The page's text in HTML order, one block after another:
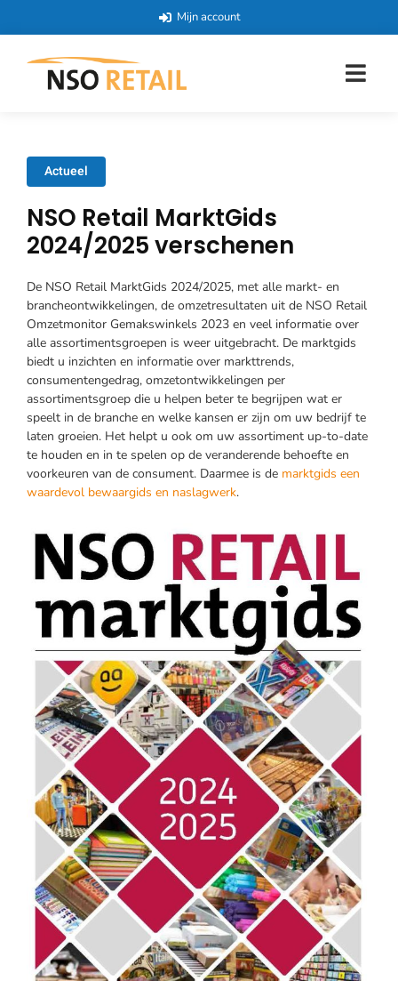
Mijn account
Actueel
NSO Retail MarktGids
2024/2025 verschenen
De NSO Retail MarktGids 2024/2025, met alle markt- en
brancheontwikkelingen, de omzetresultaten uit de NSO Retail
Omzetmonitor Gemakswinkels 2023 en veel informatie over
alle assortimentsgroepen is weer uitgebracht. De marktgids
biedt u inzichten en informatie over markttrends,
consumentengedrag, omzetontwikkelingen per
assortimentsgroep die u helpen beter te begrijpen wat er
speelt in de branche en welke kansen er zijn om uw bedrijf te
laten groeien. Het helpt u ook om uw assortiment up-to-date
te houden en in te spelen op de veranderende behoefte en
voorkeuren van de consument. Daarmee is de marktgids een
waardevol bewaargids en naslagwerk.